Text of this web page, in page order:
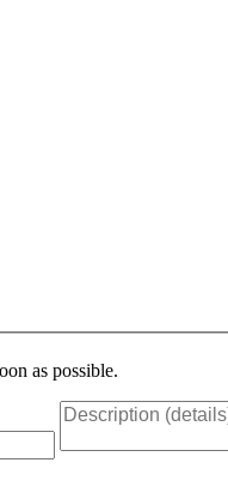
as possible.